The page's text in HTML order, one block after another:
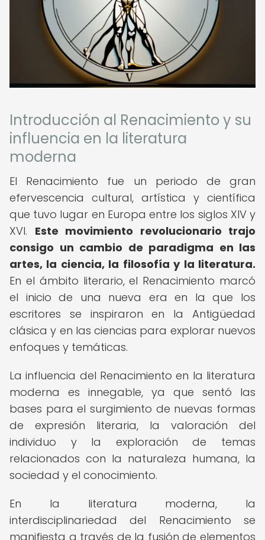
Introducción al Renacimiento y su
influencia en la literatura
moderna
El Renacimiento fue un periodo de gran
efervescencia cultural, artística y científica
que tuvo lugar en Europa entre los siglos XIV y
XVI. Este movimiento revolucionario trajo
consigo un cambio de paradigma en las
artes, la ciencia, la filosofía y la literatura.
En el ámbito literario, el Renacimiento marcó
el inicio de una nueva era en la que los
escritores se inspiraron en la Antigüedad
clásica y en las ciencias para explorar nuevos
enfoques y temáticas.
La influencia del Renacimiento en la literatura
moderna es innegable, ya que sentó las
bases para el surgimiento de nuevas formas
de expresión literaria, la valoración del
individuo y la exploración de temas
relacionados con la naturaleza humana, la
sociedad y el conocimiento.
En la literatura moderna, la
interdisciplinariedad del Renacimiento se
manifiesta a través de la fusión de elementos